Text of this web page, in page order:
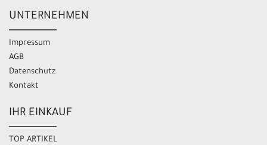
UNTERNEHMEN
Impressum
AGB
Datenschutz
Kontakt
IHR EINKAUF
TOP ARTIKEL